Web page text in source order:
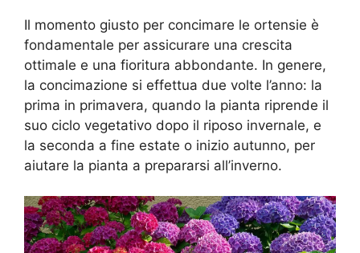
Il momento giusto per concimare le ortensie è
fondamentale per assicurare una crescita
ottimale e una fioritura abbondante. In genere,
la concimazione si effettua due volte l’anno: la
prima in primavera, quando la pianta riprende il
suo ciclo vegetativo dopo il riposo invernale, e
la seconda a fine estate o inizio autunno, per
aiutare la pianta a prepararsi all’inverno.